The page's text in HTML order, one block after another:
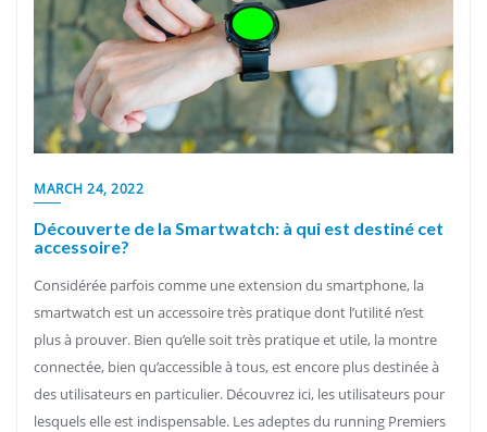
MARCH 24, 2022
Découverte de la Smartwatch: à qui est destiné cet
accessoire?
Considérée parfois comme une extension du smartphone, la
smartwatch est un accessoire très pratique dont l’utilité n’est
plus à prouver. Bien qu’elle soit très pratique et utile, la montre
connectée, bien qu’accessible à tous, est encore plus destinée à
des utilisateurs en particulier. Découvrez ici, les utilisateurs pour
lesquels elle est indispensable. Les adeptes du running Premiers